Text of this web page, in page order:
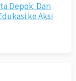
Depok: Dari
ke Aksi